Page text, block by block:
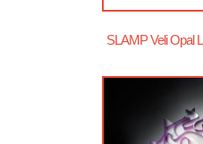
SLAMP Veli Opal